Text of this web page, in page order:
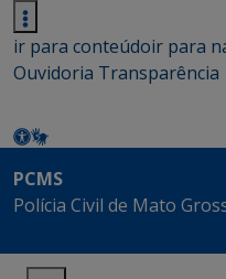
ir para conteúdoir para
Ouvidoria Transparência
PCMS
Polícia Civil de Mato